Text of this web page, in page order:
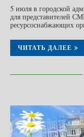
5 июля в городской
для представителей
ресурсоснабжающих
ЧИТАТЬ ДАЛЕЕ